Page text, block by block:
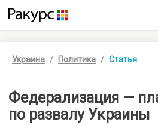
Украина Политика Статья
Федерализация —
по развалу Украины